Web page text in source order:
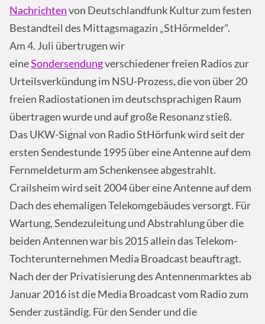
Nachrichtenvon Deutschlandfunk Kultur zum festen
Bestandteil des Mittagsmagazin „StHörmelder“.
Am 4. Juli übertrugen wir
eineSondersendungverschiedener freien Radios zur
Urteilsverkündung im NSU-Prozess, die von über 20
freien Radiostationen im deutschsprachigen Raum
übertragen wurde und auf große Resonanz stieß.
Das UKW-Signal von Radio StHörfunk wird seit der
ersten Sendestunde 1995 über eine Antenne auf dem
Fernmeldeturm am Schenkensee abgestrahlt.
Crailsheim wird seit 2004 über eine Antenne auf dem
Dach des ehemaligen Telekomgebäudes versorgt. Für
Wartung, Sendezuleitung und Abstrahlung über die
beiden Antennen war bis 2015 allein das Telekom-
Tochterunternehmen Media Broadcast beauftragt.
Nach der der Privatisierung des Antennenmarktes ab
Januar 2016 ist die Media Broadcast vom Radio zum
Sender zuständig. Für den Sender und die